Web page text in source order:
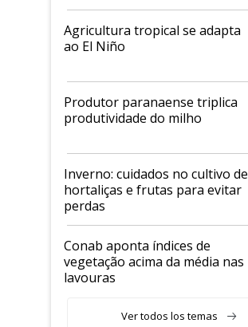
Agricultura tropical se adapta
ao El Niño
Produtor paranaense triplica
produtividade do milho
Inverno: cuidados no cultivo de
hortaliças e frutas para evitar
perdas
Conab aponta índices de
vegetação acima da média nas
lavouras
Ver todos los temas